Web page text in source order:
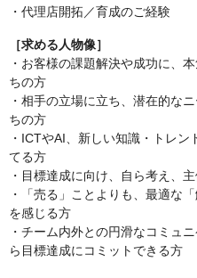
・代理店開拓／育成のご経験
［求める人物像］
・お客様の課題解決や成功に、
ちの方
・相手の立場に立ち、潜在的な
ちの方
・ICTやAI、新しい知識・トレ
てる方
・目標達成に向け、自ら考え、
・「売る」ことよりも、最適な
を感じる方
・チーム内外との円滑なコミュ
ら目標達成にコミットできる方